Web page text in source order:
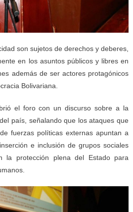
son sujetos de derechos y deberes,
en los asuntos públicos y libres en
además de ser actores protagónicos
Bolivariana.
el foro con un discurso sobre a la
país, señalando que los ataques que
fuerzas políticas externas apuntan a
e inclusión de grupos sociales
la protección plena del Estado para